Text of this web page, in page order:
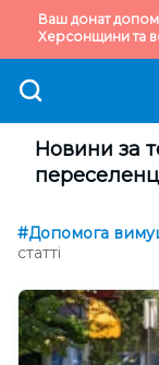
Ваш донат
Херсонщини та
Новини за
#Допомога
статті